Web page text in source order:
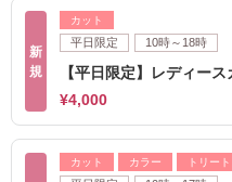
新
規
カット
平日限定 10時～18時
【平日限定】レディー
¥4,000
カット カラー トリー